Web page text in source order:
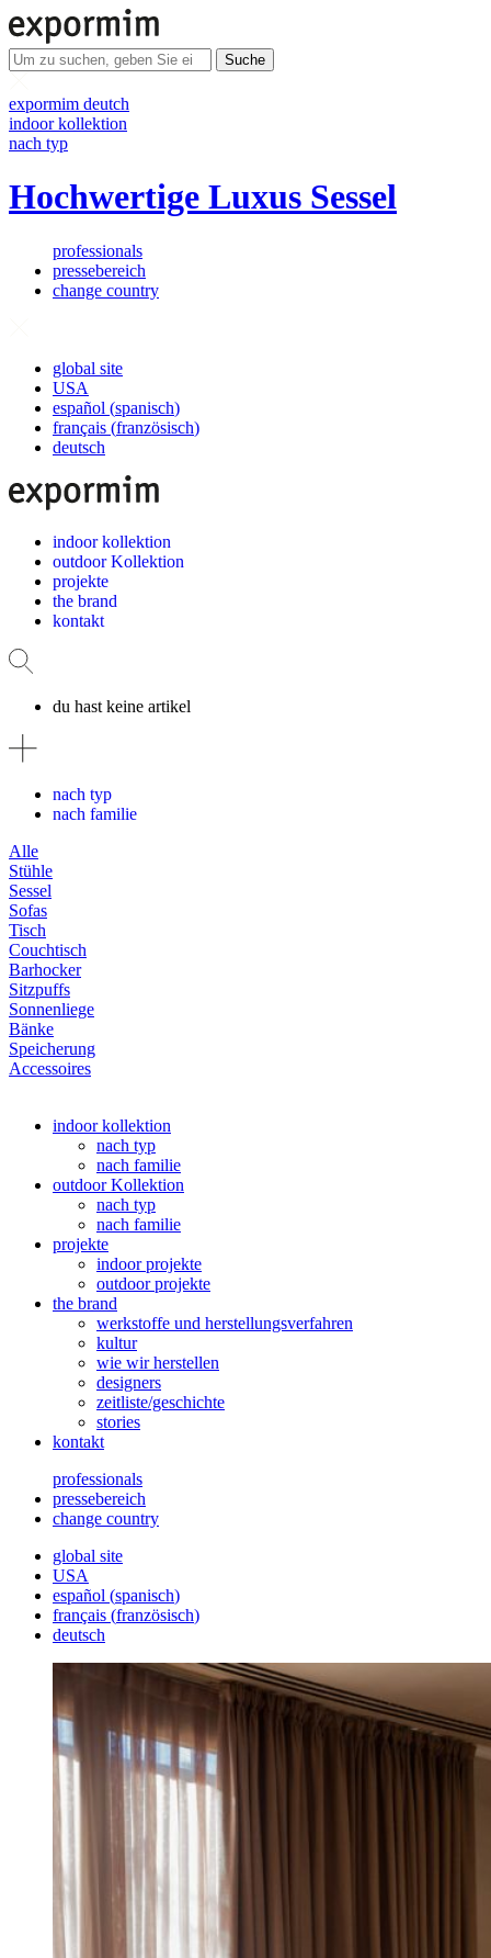
Suche
expormim deutch
indoor kollektion
nach typ
Hochwertige Luxus Sessel
professionals
pressebereich
change country
global site
USA
español (spanisch)
français (französisch)
deutsch
indoor kollektion
outdoor Kollektion
projekte
the brand
kontakt
du hast keine artikel
nach typ
nach familie
Alle
Stühle
Sessel
Sofas
Tisch
Couchtisch
Barhocker
Sitzpuffs
Sonnenliege
Bänke
Speicherung
Accessoires
indoor kollektion
nach typ
nach familie
outdoor Kollektion
nach typ
nach familie
projekte
indoor projekte
outdoor projekte
the brand
werkstoffe und herstellungsverfahren
kultur
wie wir herstellen
designers
zeitliste/geschichte
stories
kontakt
professionals
pressebereich
change country
global site
USA
español (spanisch)
français (französisch)
deutsch